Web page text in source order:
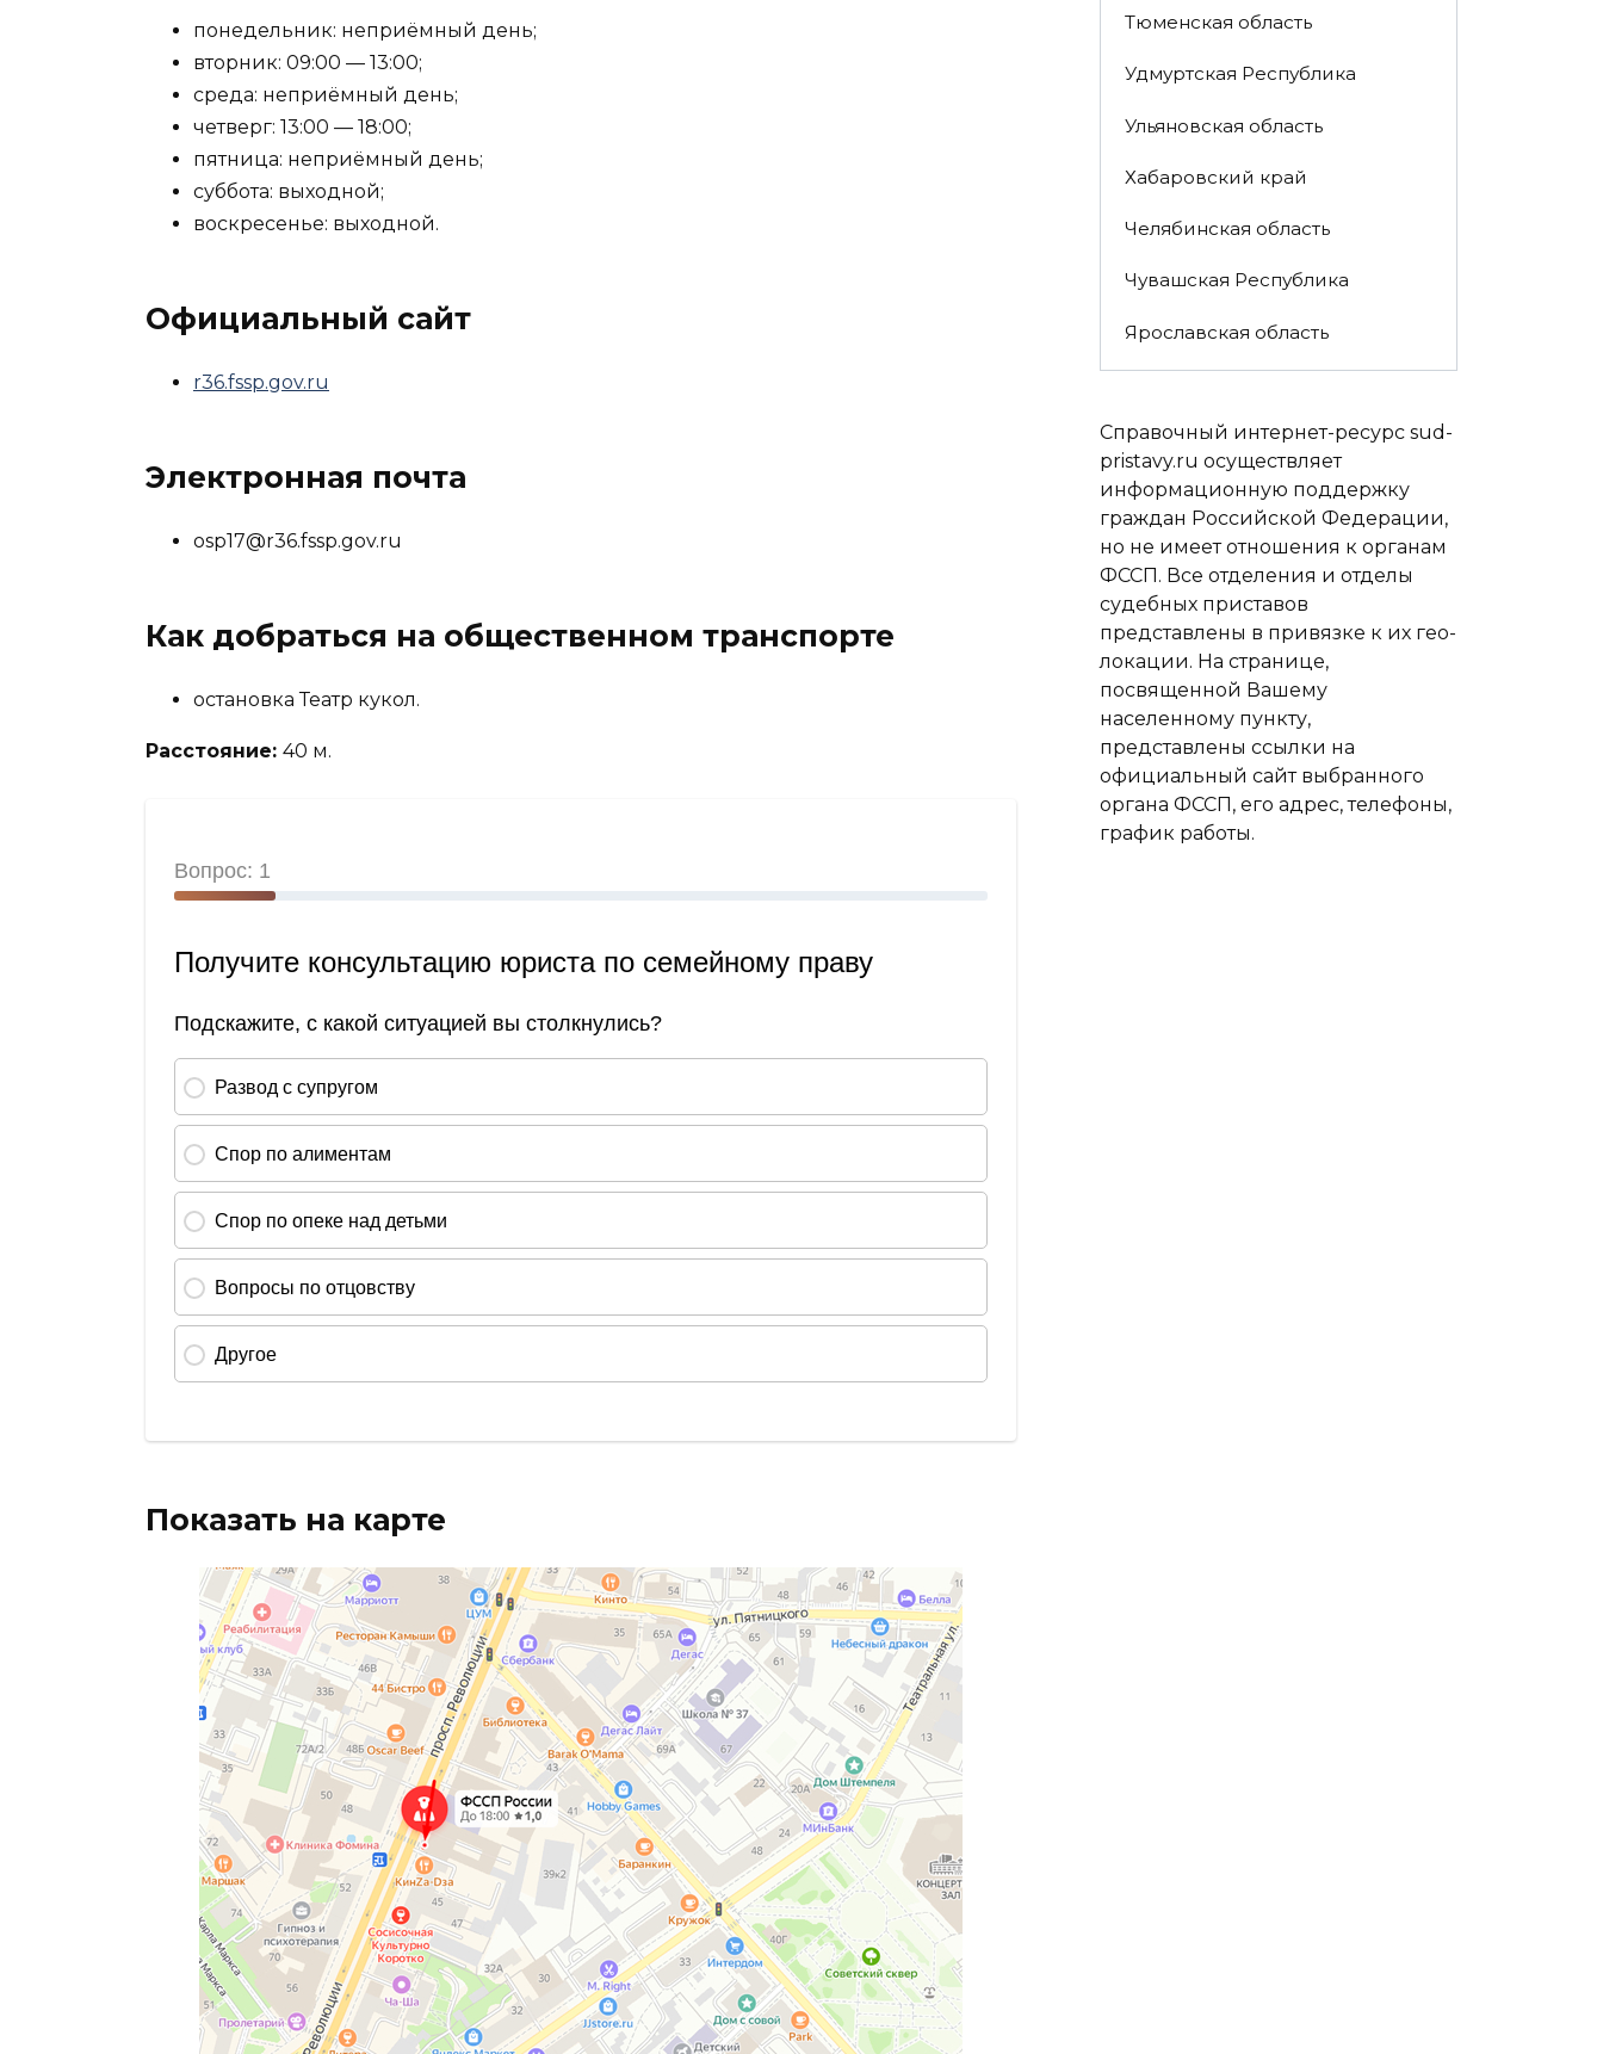
понедельник: неприёмный день;
вторник: 09:00 — 13:00;
среда: неприёмный день;
четверг: 13:00 — 18:00;
пятница: неприёмный день;
суббота: выходной;
воскресенье: выходной.
Официальный сайт
r36.fssp.gov.ru
Электронная почта
osp17@r36.fssp.gov.ru
Как добраться на общественном транспорте
остановка Театр кукол.
Расстояние: 40 м.
Показать на карте
Тюменская область
Удмуртская Республика
Ульяновская область
Хабаровский край
Челябинская область
Чувашская Республика
Ярославская область
Справочный интернет-ресурс sud-
pristavy.ru осуществляет
информационную поддержку
граждан Российской Федерации,
но не имеет отношения к органам
ФССП. Все отделения и отделы
судебных приставов
представлены в привязке к их гео-
локации. На странице,
посвященной Вашему
населенному пункту,
представлены ссылки на
официальный сайт выбранного
органа ФССП, его адрес, телефоны,
график работы.